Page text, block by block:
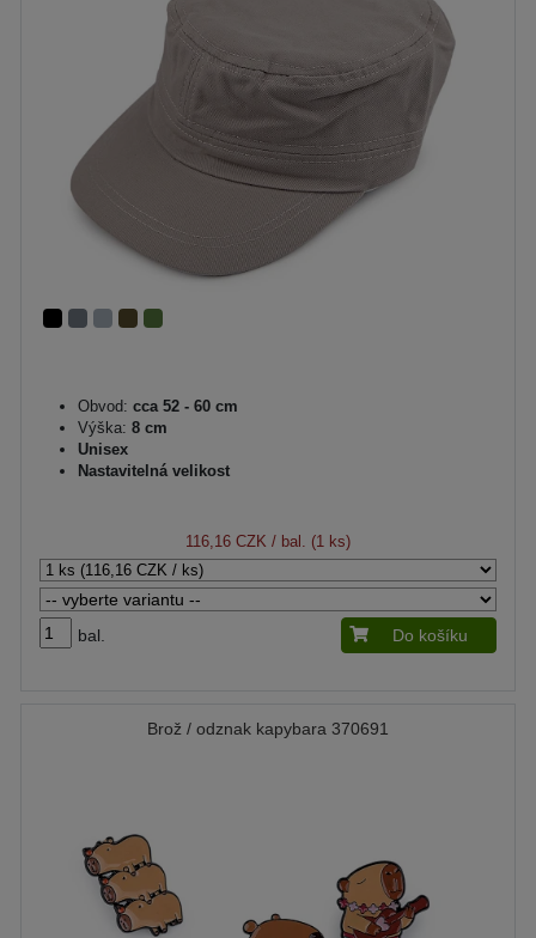
Obvod: cca 52 - 60 cm
Výška: 8 cm
Unisex
Nastavitelná velikost
116,16 CZK / bal. (1 ks)
bal. Do košíku
Brož / odznak kapybara 370691